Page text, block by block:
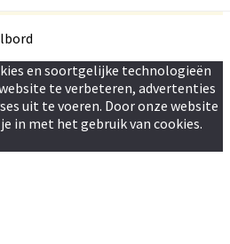
en soortgelijke technologieën
te verbeteren, advertenties
uit te voeren. Door onze website
in met het gebruik van cookies.